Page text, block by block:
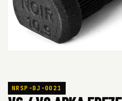
NRSP-BJ-0021